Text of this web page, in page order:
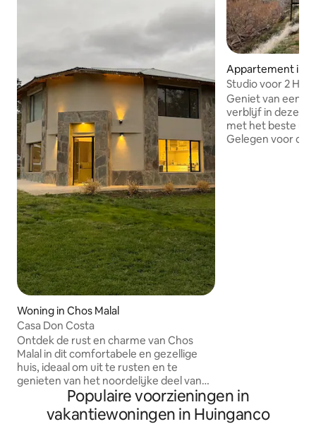
Woning in Chos Malal
Casa Don Costa
Ontdek de rust en charme van Chos
Malal in dit comfortabele en gezellige
huis, ideaal om uit te rusten en te
genieten van het noordelijke deel van
Neuquén. Gelegen in een handige en
rustige omgeving, is het perfect voor
gezinnen, stellen of reizigers die op zoek
Appartement in
Studio voor 2
Geniet van een
verblijf in deze
met het beste
Gelegen voor de
Populaire voorzieningen in
vakantiewoningen in Huinganco